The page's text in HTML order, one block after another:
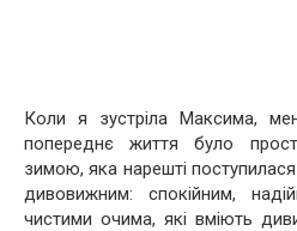
Коли я зустріла Максима,
попереднє життя було
зимою, яка нарешті
дивовижним: спокійним,
чистими очима, які вміють